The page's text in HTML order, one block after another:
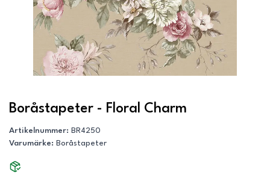
Boråstapeter - Floral Charm
Artikelnummer: BR4250
Varumärke: Boråstapeter